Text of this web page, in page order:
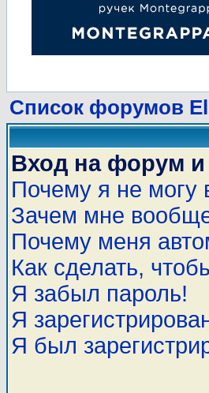
Список форумов
Вход на форум и
Почему я не могу
Зачем мне
Почему меня
Как сделать,
Я забыл пароль!
Я
Я был